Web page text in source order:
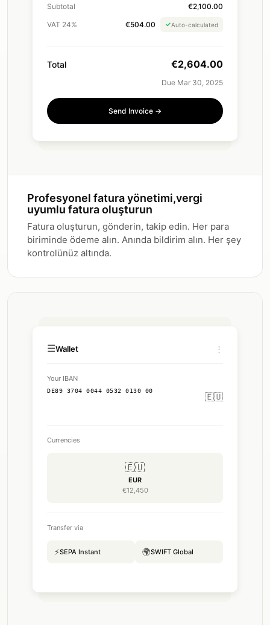
Subtotal
€2,100.00
VAT 24%
€504.00 ✓Auto-calculated
Total €2,604.00
Due Mar 30, 2025
Sending...
Profesyonel fatura yönetimi,vergi
uyumlu fatura oluşturun
Fatura oluşturun, gönderin, takip edin. Her para
biriminde ödeme alın. Anında bildirim alın. Her şey
kontrolünüz altında.
☰Wallet ⋮
Your IBAN
DE89 3704 0044 0532 0130 00
🇪🇺
Currencies
🇪🇺
EUR
€12,450
Transfer via
⚡SEPA Instant 🌍SWIFT Global